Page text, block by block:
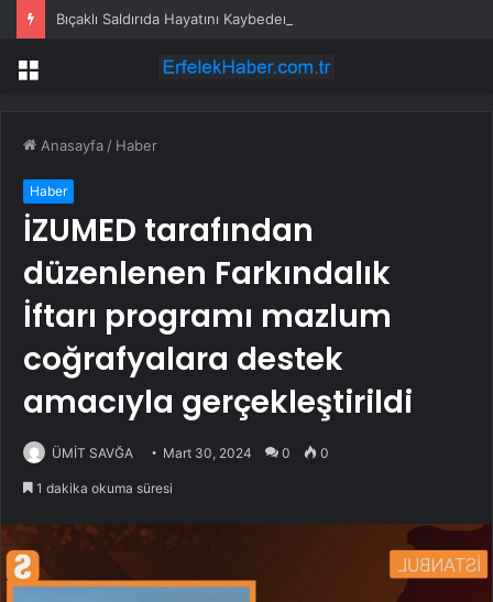
Menü
Anasayfa / Haber
Haber
İZUMED tarafından
düzenlenen Farkındalık
İftarı programı mazlum
coğrafyalara destek
amacıyla gerçekleştirildi
ÜMİT SAVĞA Mart 30, 2024 0 0
1 dakika okuma süresi